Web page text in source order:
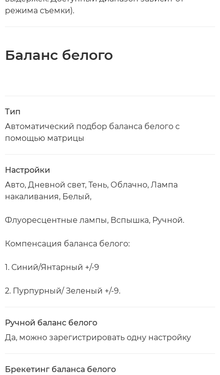
режима съемки).
Баланс белого
Тип
Автоматический подбор баланса белого с
помощью матрицы
Настройки
Авто, Дневной свет, Тень, Облачно, Лампа
накаливания, Белый,
Флуоресцентные лампы, Вспышка, Ручной.
Компенсация баланса белого:
1. Синий/Янтарный +/-9
2. Пурпурный/ Зеленый +/-9.
Ручной баланс белого
Да, можно зарегистрировать одну настройку
Брекетинг баланса белого